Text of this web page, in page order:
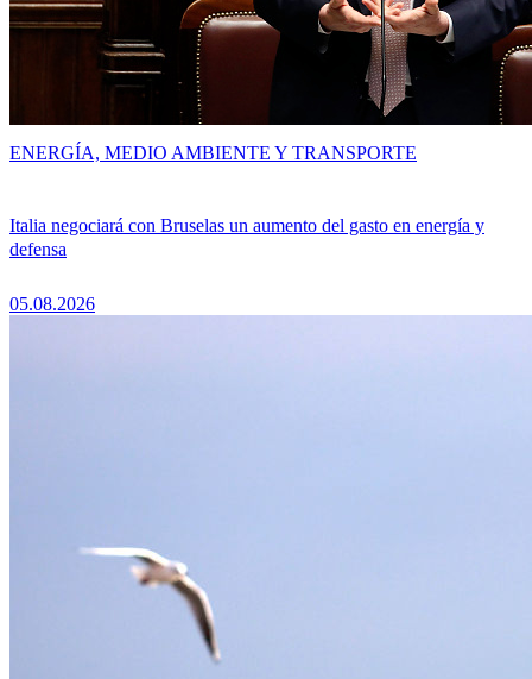
Italia negociará con Bruselas un aumento del gasto en energía y
defensa
05.08.2026
ENERGÍA, MEDIO AMBIENTE Y TRANSPORTE